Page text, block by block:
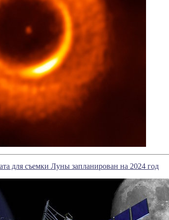
для съемки Луны запланирован на 2024 год